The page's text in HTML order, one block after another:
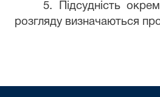
5. Підсудність
розгляду визначаються